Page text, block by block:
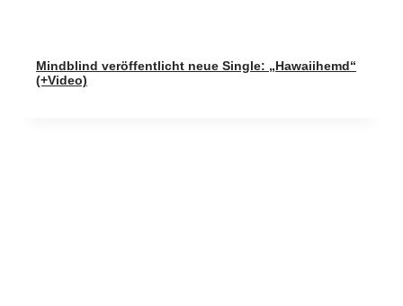
Mindblind veröffentlicht neue Single: „Hawaiihemd“
(+Video)